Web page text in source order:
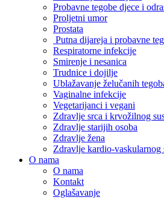
Probavne tegobe djece i
Proljetni umor
Prostata
Putna dijareja i probavne
Respiratorne infekcije
Smirenje i nesanica
Trudnice i dojilje
Ublažavanje želučanih
Vaginalne infekcije
Vegetarijanci i vegani
Zdravlje srca i krvožilnog
Zdravlje starijih osoba
Zdravlje žena
Zdravlje kardio-vaskularnog
O nama
O nama
Kontakt
Oglašavanje